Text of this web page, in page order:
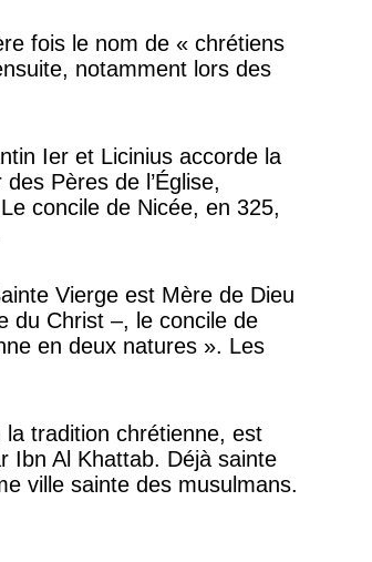
fois le nom de « chrétiens
notamment lors des
Ier et Licinius accorde la
Pères de l’Église,
concile de Nicée, en 325,
Vierge est Mère de Dieu
du Christ –, le concile de
en deux natures ». Les
tradition chrétienne, est
Ibn Al Khattab. Déjà sainte
ville sainte des musulmans.